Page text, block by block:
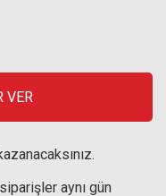
VER
aynı gün